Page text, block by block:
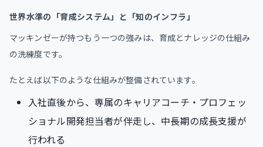
世界水準の「育成システム」と「知のインフラ」
マッキンゼーが持つもう一つの強みは、育成とナレッジの仕組み
の洗練度です。
たとえば以下のような仕組みが整備されています。
入社直後から、専属のキャリアコーチ・プロフェッ
ショナル開発担当者が伴走し、中長期の成長支援が
行われる